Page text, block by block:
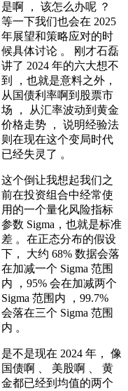
是啊 ， 该怎么办呢 ？
等一下我们也会在 2025
年展望和策略应对的时
候具体讨论 。 刚才石磊
讲了 2024 年的六大想不
到 ，也就是意料之外，
从国债利率啊到股票市
场 ， 从汇率波动到黄金
价格走势 ， 说明经验法
则在现在这个变局时代
已经失灵了 。
这个倒让我想起我们之
前在投资组合中经常使
用的一个量化风险指标
参数 Sigma，也就是标准
差 。在正态分布的假设
下， 大约 68% 数据会落
在加减一个 Sigma 范围
内 ，95% 会在加减两个
Sigma 范围内 ，99.7%
会落在三个 Sigma 范围
内 。
是不是现在 2024 年， 像
国债啊 、 美股啊 、 黄
金都已经到均值的两个